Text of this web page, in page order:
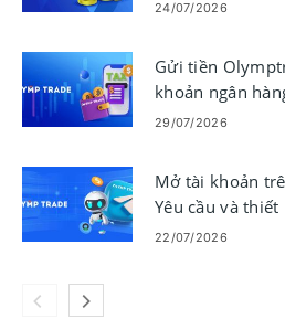
24/07/2026
Gửi tiền
khoản ngân
giới hạn & thời
29/07/2026
Mở tài khoản
Yêu cầu và
22/07/2026